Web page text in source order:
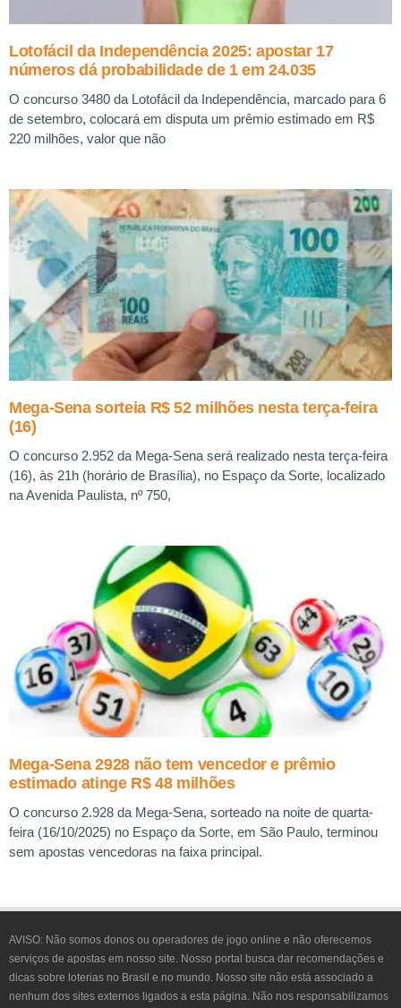
Lotofácil da Independência 2025: apostar 17
números dá probabilidade de 1 em 24.035
O concurso 3480 da Lotofácil da Independência, marcado para 6
de setembro, colocará em disputa um prêmio estimado em R$
220 milhões, valor que não
Mega-Sena sorteia R$ 52 milhões nesta terça-feira
(16)
O concurso 2.952 da Mega-Sena será realizado nesta terça-feira
(16), às 21h (horário de Brasília), no Espaço da Sorte, localizado
na Avenida Paulista, nº 750,
Mega-Sena 2928 não tem vencedor e prêmio
estimado atinge R$ 48 milhões
O concurso 2.928 da Mega-Sena, sorteado na noite de quarta-
feira (16/10/2025) no Espaço da Sorte, em São Paulo, terminou
sem apostas vencedoras na faixa principal.
AVISO: Não somos donos ou operadores de jogo online e não oferecemos
serviços de apostas em nosso site. Nosso portal busca dar recomendações e
dicas sobre loterias no Brasil e no mundo. Nosso site não está associado a
nenhum dos sites externos ligados a esta página. Não nos responsabilizamos